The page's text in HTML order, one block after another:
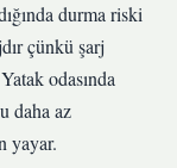
durma riski
çünkü şarj
odasında
daha az
yayar.